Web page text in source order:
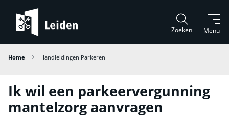
Menu
Zoeken
Home Handleidingen Parkeren
Ik wil een parkeervergunning
mantelzorg aanvragen